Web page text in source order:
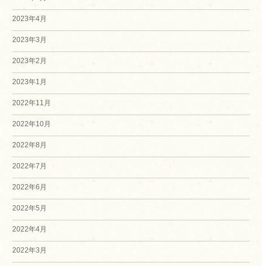
2023年4月
2023年3月
2023年2月
2023年1月
2022年11月
2022年10月
2022年8月
2022年7月
2022年6月
2022年5月
2022年4月
2022年3月